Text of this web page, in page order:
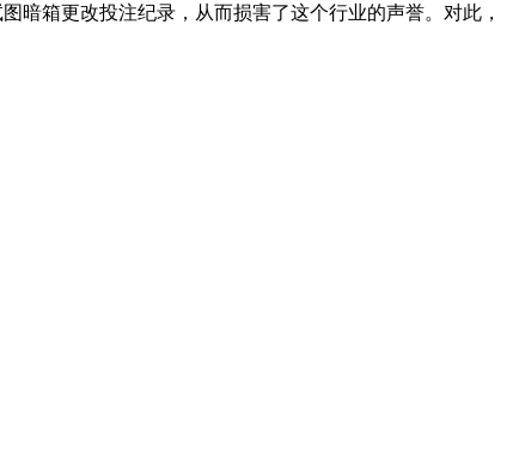
暗箱更改投注纪录，从而损害了这个行业的声誉。对此，